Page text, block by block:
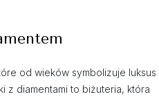
od wieków symbolizuje luksus
z diamentami to biżuteria, która